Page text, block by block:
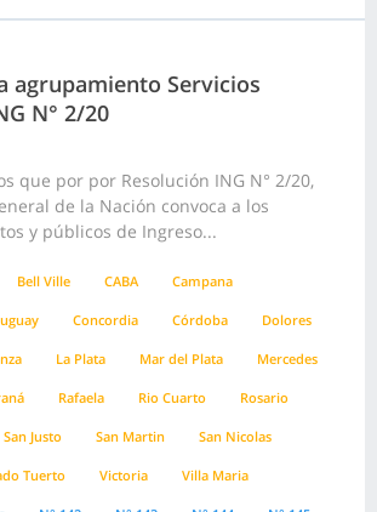
agrupamiento Servicios
N° 2/20
que por por Resolución ING N° 2/20,
de la Nación convoca a los
y públicos de Ingreso...
Bell Ville CABA Campana
Concordia Córdoba Dolores
La Plata Mar del Plata Mercedes
Rafaela Rio Cuarto Rosario
San Justo San Martin San Nicolas
Tuerto Victoria Villa Maria